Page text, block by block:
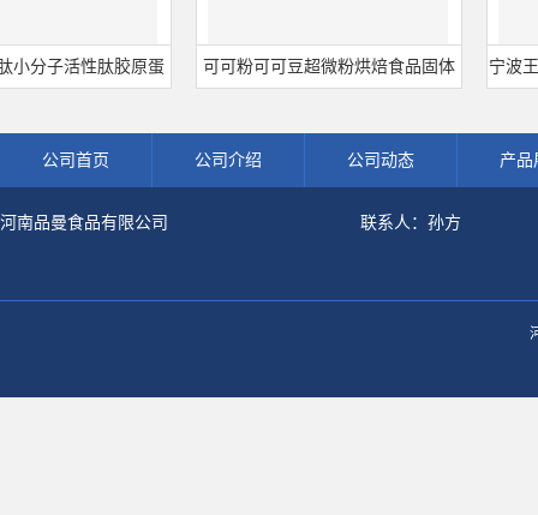
子活性肽胶原蛋 可可粉可可豆超微粉烘焙食品固体 宁波王龙山
公司首页 公司介绍 公司动态 产品
河南品曼食品有限公司 联系人：孙方